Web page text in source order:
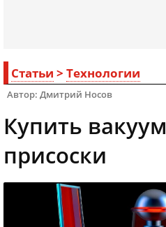
Статьи > Технологии
Автор: Дмитрий Носов
Купить
присоски